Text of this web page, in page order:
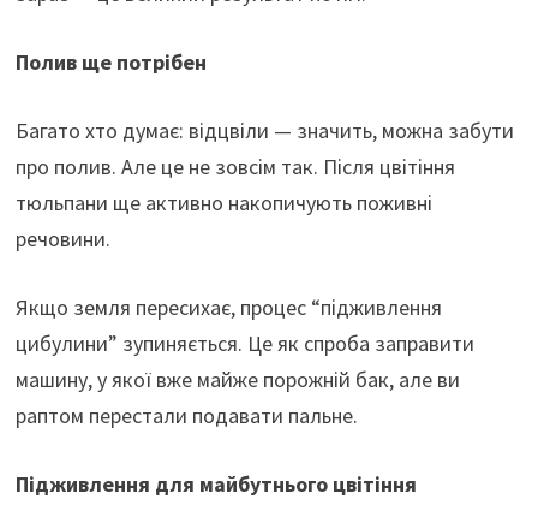
Полив ще потрібен
Багато хто думає: відцвіли — значить, можна забути
про полив. Але це не зовсім так. Після цвітіння
тюльпани ще активно накопичують поживні
речовини.
Якщо земля пересихає, процес “підживлення
цибулини” зупиняється. Це як спроба заправити
машину, у якої вже майже порожній бак, але ви
раптом перестали подавати пальне.
Підживлення для майбутнього цвітіння